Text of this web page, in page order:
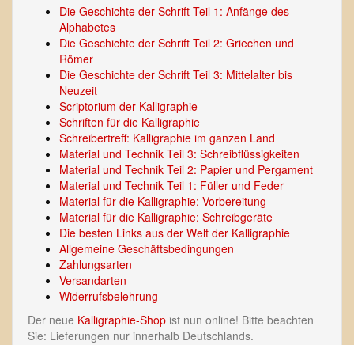
Die Geschichte der Schrift Teil 1: Anfänge des
Alphabetes
Die Geschichte der Schrift Teil 2: Griechen und
Römer
Die Geschichte der Schrift Teil 3: Mittelalter bis
Neuzeit
Scriptorium der Kalligraphie
Schriften für die Kalligraphie
Schreibertreff: Kalligraphie im ganzen Land
Material und Technik Teil 3: Schreibflüssigkeiten
Material und Technik Teil 2: Papier und Pergament
Material und Technik Teil 1: Füller und Feder
Material für die Kalligraphie: Vorbereitung
Material für die Kalligraphie: Schreibgeräte
Die besten Links aus der Welt der Kalligraphie
Allgemeine Geschäftsbedingungen
Zahlungsarten
Versandarten
Widerrufsbelehrung
Der neue Kalligraphie-Shop ist nun online! Bitte beachten
Sie: Lieferungen nur innerhalb Deutschlands.